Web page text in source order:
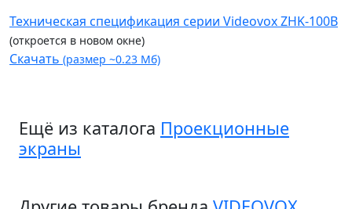
Техническая спецификация серии Videovox ZHK-100B
(откроется в новом окне)
Скачать (размер ~0.23 Мб)
Ещё из каталога Проекционные
экраны